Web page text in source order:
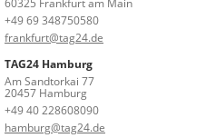
+49 69 348750580
frankfurt@tag24.de
TAG24 Hamburg
Am Sandtorkai 77
20457 Hamburg
+49 40 228608090
hamburg@tag24.de